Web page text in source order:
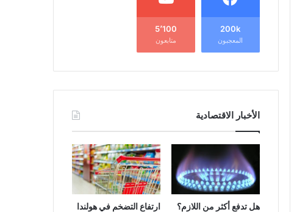
200k
المعجبون
5٬100
متابعون
الأخبار الاقتصادية
هل تدفع أكثر من اللازم؟
ارتفاع التضخم في هولندا